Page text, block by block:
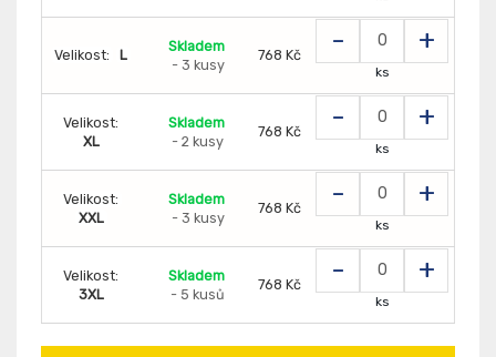
Velikost: L
Skladem
- 3 kusy
768 Kč - +
ks
Velikost:
XL
Skladem
- 2 kusy
768 Kč - +
ks
Velikost:
XXL
Skladem
- 3 kusy
768 Kč - +
ks
Velikost:
3XL
Skladem
- 5 kusů
768 Kč - +
ks